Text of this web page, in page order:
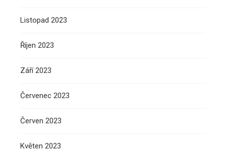
Listopad 2023
Říjen 2023
Září 2023
Červenec 2023
Červen 2023
Květen 2023